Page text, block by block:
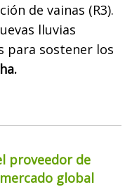
de vainas (R3).
lluvias
para sostener los
proveedor de
global